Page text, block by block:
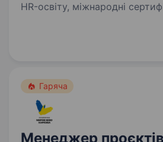
HR-освіту, міжнародні
Гаряча
Менеджер проєктів